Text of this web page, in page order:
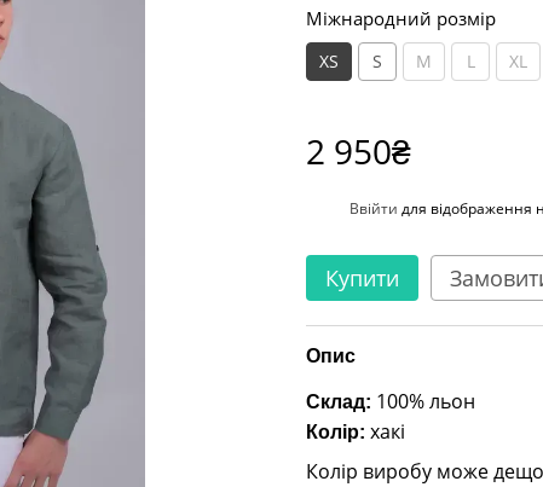
Міжнародний розмір
XS S M L XL
2 950₴
Ввійти для відображення
Купити
Опис
Склад: 100% льон
Колір: хакі
Колір виробу може дещо